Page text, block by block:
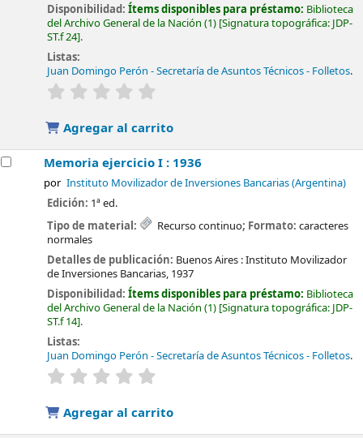
Disponibilidad:Ítems disponibles para préstamo: Biblioteca
del Archivo General de la Nación (1) Signatura topográfica: JDP-
ST.f 24 .
Listas:
Juan Domingo Perón - Secretaría de Asuntos Técnicos - Folletos.
valoración
Agregar al carrito
Memoria ejercicio I : 1936
por Instituto Movilizador de Inversiones Bancarias (Argentina)
Edición: 1ª ed.
Tipo de material:
Recurso continuo; Formato: caracteres
normales
Detalles de publicación: Buenos Aires :Instituto Movilizador
de Inversiones Bancarias, 1937
Disponibilidad:Ítems disponibles para préstamo: Biblioteca
del Archivo General de la Nación (1) Signatura topográfica: JDP-
ST.f 14 .
Listas:
Juan Domingo Perón - Secretaría de Asuntos Técnicos - Folletos.
valoración
Agregar al carrito